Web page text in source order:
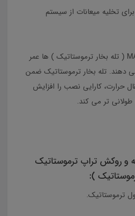
تخلیه میعانات از سیستم
تراپ ترموستاتیک MAW ( تله بخار ترموستاتیک ) ها عمر
دهند. تله بخار ترموستاتیک ضمن
حرارت، کارایی نصب را افزایش
طولانی تر می کند.
روکش تراپ ترموستاتیک
ترموستاتیک.